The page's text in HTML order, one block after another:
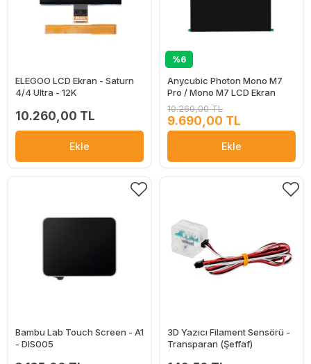
ELEGOO LCD Ekran - Saturn
4/4 Ultra - 12K
10.260,00 TL
Ekle
%6
Anycubic Photon Mono M7
Pro / Mono M7 LCD Ekran
10.260,00 TL
9.690,00 TL
Ekle
Bambu Lab Touch Screen - A1
- DIS005
3D Yazıcı Filament Sensörü -
Transparan (Şeffaf)